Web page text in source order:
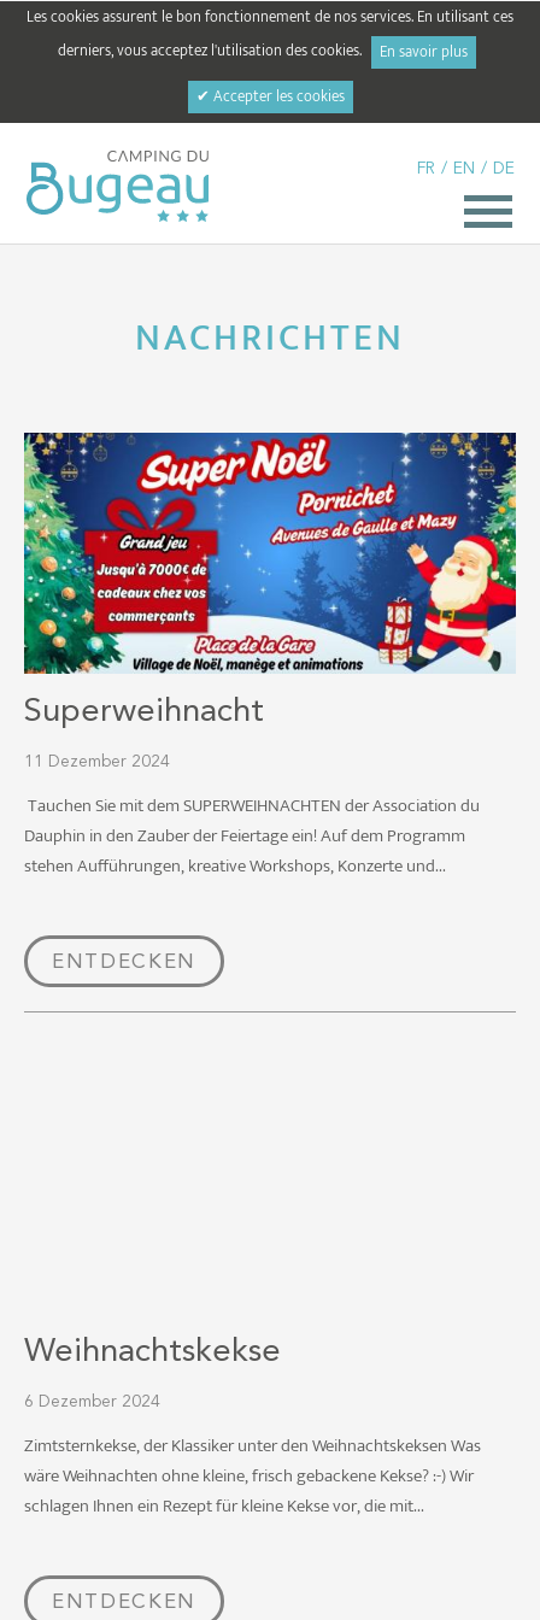
Les cookies assurent le bon fonctionnement de nos services. En utilisant ces
derniers, vous acceptez l'utilisation des cookies.
En savoir plus
✔ Accepter les cookies
FR / EN / DE
NACHRICHTEN
Superweihnacht
11 Dezember 2024
Tauchen Sie mit dem SUPERWEIHNACHTEN der Association du
Dauphin in den Zauber der Feiertage ein! Auf dem Programm
stehen Aufführungen, kreative Workshops, Konzerte und...
ENTDECKEN
Weihnachtskekse
6 Dezember 2024
Zimtsternkekse, der Klassiker unter den Weihnachtskeksen Was
wäre Weihnachten ohne kleine, frisch gebackene Kekse? :-) Wir
schlagen Ihnen ein Rezept für kleine Kekse vor, die mit...
ENTDECKEN